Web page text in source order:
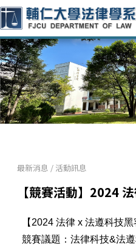
最新消息 / 活動訊息
【競賽活動】2024
【2024 法律 x 法遵科技
競賽議題：法律科技&法